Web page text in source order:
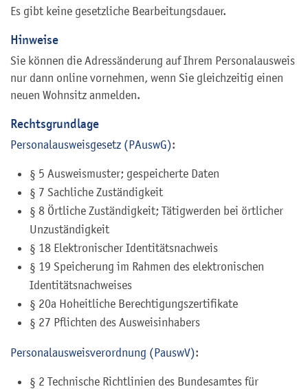
Es gibt keine gesetzliche Bearbeitungsdauer.
Hinweise
Sie können die Adressänderung auf Ihrem Personalausweis
nur dann online vornehmen, wenn Sie gleichzeitig einen
neuen Wohnsitz anmelden.
Rechtsgrundlage
Personalausweisgesetz (PAuswG):
§ 5 Ausweismuster; gespeicherte Daten
§ 7 Sachliche Zuständigkeit
§ 8 Örtliche Zuständigkeit; Tätigwerden bei örtlicher
Unzuständigkeit
§ 18 Elektronischer Identitätsnachweis
§ 19 Speicherung im Rahmen des elektronischen
Identitätsnachweises
§ 20a Hoheitliche Berechtigungszertifikate
§ 27 Pflichten des Ausweisinhabers
Personalausweisverordnung (PauswV):
§ 2 Technische Richtlinien des Bundesamtes für